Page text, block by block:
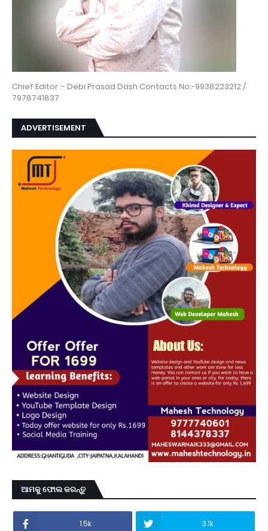
Chief Editor :- Debi Prasad Dash Contacts No:-9938223212 /
7978741837
ADVERTISEMENT
ଆମକୁ ଫୋଲ କରନ୍ତୁ
1.5k 3.1k